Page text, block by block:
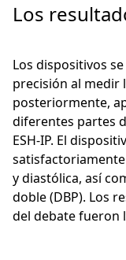
Los
Los dispositivos
precisión al medir
posteriormente,
diferentes partes
ESH-IP. El
y diastólica, así
doble (DBP). Los
del debate fueron